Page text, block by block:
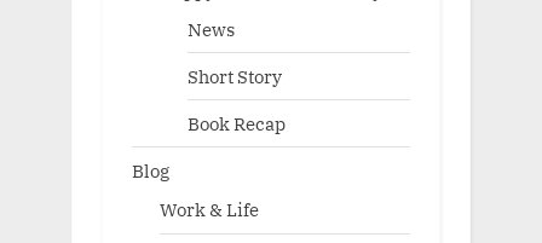
News
Short Story
Book Recap
Blog
Work & Life